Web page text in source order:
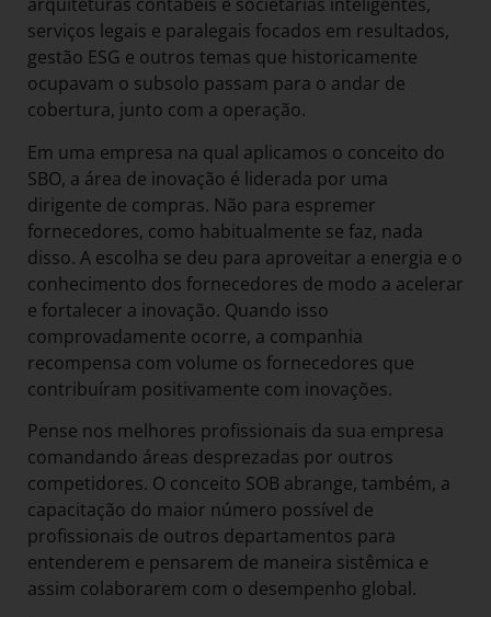
arquiteturas contábeis e societárias inteligentes,
serviços legais e paralegais focados em resultados,
gestão ESG e outros temas que historicamente
ocupavam o subsolo passam para o andar de
cobertura, junto com a operação.
Em uma empresa na qual aplicamos o conceito do
SBO, a área de inovação é liderada por uma
dirigente de compras. Não para espremer
fornecedores, como habitualmente se faz, nada
disso. A escolha se deu para aproveitar a energia e o
conhecimento dos fornecedores de modo a acelerar
e fortalecer a inovação. Quando isso
comprovadamente ocorre, a companhia
recompensa com volume os fornecedores que
contribuíram positivamente com inovações.
Pense nos melhores profissionais da sua empresa
comandando áreas desprezadas por outros
competidores. O conceito SOB abrange, também, a
capacitação do maior número possível de
profissionais de outros departamentos para
entenderem e pensarem de maneira sistêmica e
assim colaborarem com o desempenho global.